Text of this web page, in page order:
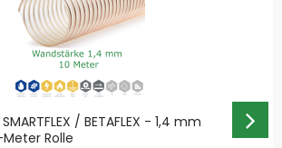
/ BETAFLEX - 1,4 mm
Rolle